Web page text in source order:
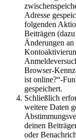
Adresse
folgenden
Beiträgen
Änderungen
Browser-
ist online?“-
gespeichert.
Schließlich
weitere Daten
deinen
oder